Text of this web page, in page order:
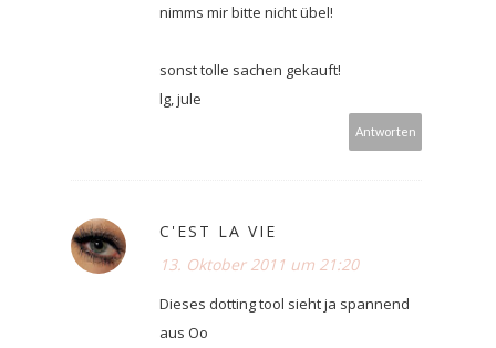
nimms mir bitte nicht übel!
sonst tolle sachen gekauft!
lg, jule
Antworten
C'EST LA VIE
13. Oktober 2011 um 21:20
Dieses dotting tool sieht ja spannend
aus Oo